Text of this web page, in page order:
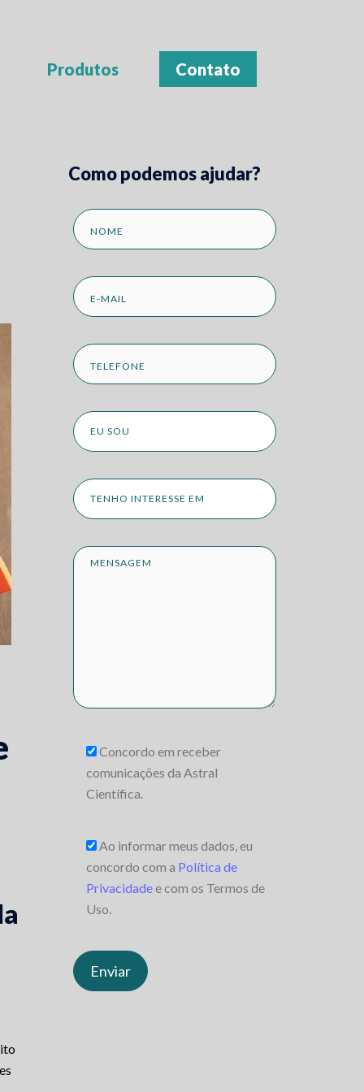
Produtos Contato
Como podemos ajudar?
Concordo em receber
comunicações da Astral
Científica.
Ao informar meus dados, eu
concordo com a Política de
Privacidadee com os Termos de
Uso.